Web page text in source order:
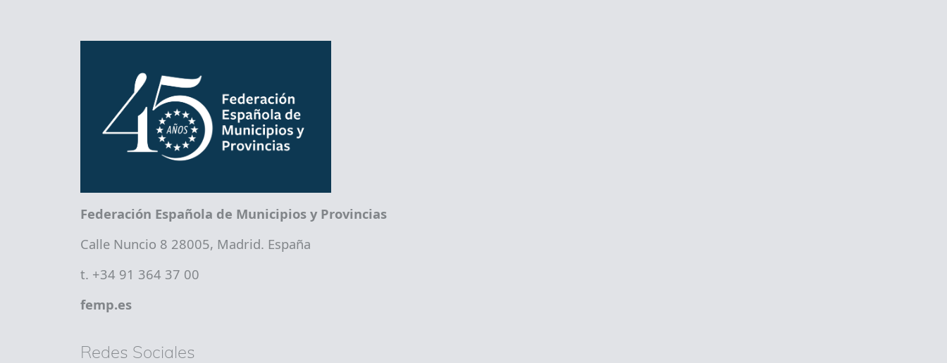
Federación Española de Municipios y Provincias
Calle Nuncio 8 28005, Madrid. España
t. +34 91 364 37 00
femp.es
Redes Sociales